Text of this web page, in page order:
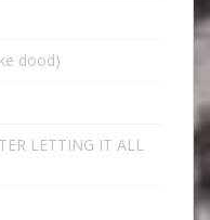
dood)
LETTING IT ALL